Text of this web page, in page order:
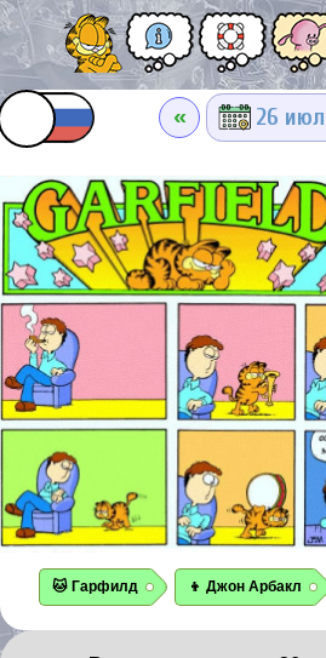
« 26 июл
🐱 Гарфилд 👦 Джон Арбакл